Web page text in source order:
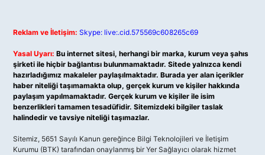
Reklam ve İletişim: Skype: live:.cid.575569c608265c69
Yasal Uyarı: Bu internet sitesi, herhangi bir marka, kurum veya şahıs
şirketi ile hiçbir bağlantısı bulunmamaktadır. Sitede yalnızca kendi
hazırladığımız makaleler paylaşılmaktadır. Burada yer alan içerikler
haber niteliği taşımamakta olup, gerçek kurum ve kişiler hakkında
paylaşım yapılmamaktadır. Gerçek kurum ve kişiler ile isim
benzerlikleri tamamen tesadüfidir. Sitemizdeki bilgiler taslak
halindedir ve tavsiye niteliği taşımazlar.
Sitemiz, 5651 Sayılı Kanun gereğince Bilgi Teknolojileri ve İletişim
Kurumu (BTK) tarafından onaylanmış bir Yer Sağlayıcı olarak hizmet